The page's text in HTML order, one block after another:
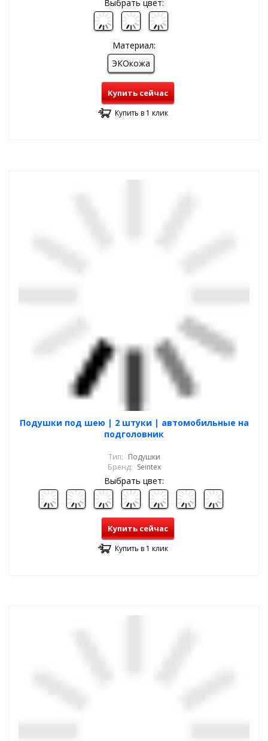
Выбрать цвет:
Материал:
ЭКОкожа
Купить сейчас
Купить в 1 клик
Подушки под шею | 2 штуки | автомобильные на
подголовник
Тип: Подушки
Бренд: Seintex
Выбрать цвет:
Купить сейчас
Купить в 1 клик